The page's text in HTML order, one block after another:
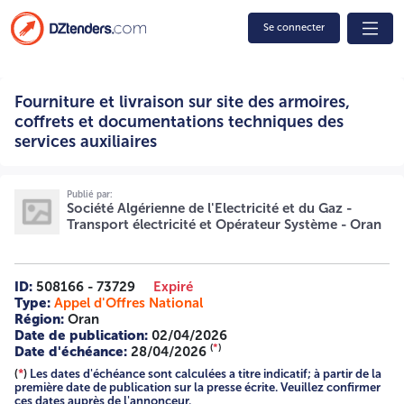
Se connecter
documentations techniques des services auxiliaires
008/2026/STOS/ORAN 2496 100 00 4514 4514 Société
Algérienne de l’Electricité et du Gaz- Transport de
l’Electricité et Opérateur Système Direction Région du
LA CONCURRENCE NATIONAL OUVERT
N°008/2026/STOS/ORAN La Société Algérienne de
l’électricité et du gaz-Sonelgaz transport de l’électricité et
FOURNITURE ET LIVRAISON SUR SITE DES ARMOIRES,
COFFRETS ET DOCUMENTATIONS TECHNIQUES DES
SERVICES AUXILIAIRES POUR SIX (06) POSTES 60/30 KV
(ZAAROURA, AHMED ZABANA, RAS EL MAA, BOUCHAKIF,
HMADNA ET OGGAZ). Le présent appel d’offres est conçu
selon un processus qui se déroule en une seule étape qui
sera réalisé en Deux (02) phases comme suit : Une première
Fourniture et livraison sur site des armoires,
coffrets et documentations techniques des
services auxiliaires
Publié par:
Société Algérienne de l'Electricité et du Gaz -
Transport électricité et Opérateur Système - Oran
ID: 508166 - 73729
Expiré
Type: Appel d'Offres National
Région: Oran
Date de publication: 02/04/2026
Date d'échéance: 28/04/2026 (*)
(*) Les dates d'échéance sont calculées a titre indicatif; à partir de la
première date de publication sur la presse écrite. Veuillez confirmer
ces dates auprès de l'annonceur.